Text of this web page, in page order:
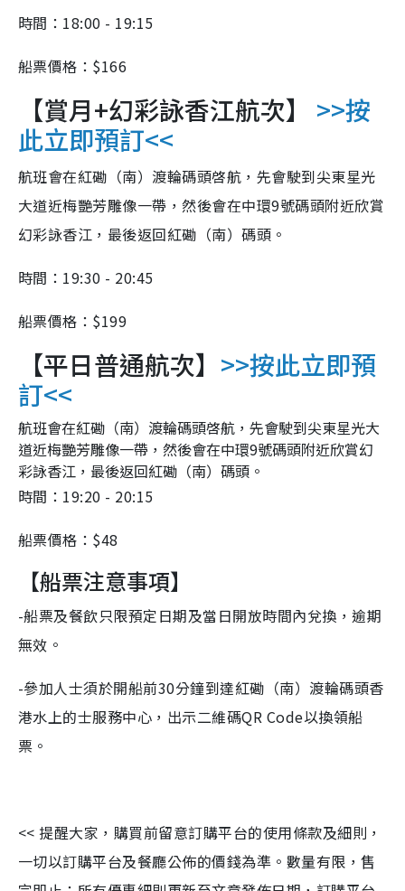
時間：18:00 - 19:15
船票價格：$166
【賞月+幻彩詠香江航次】 >>按
此立即預訂<<
航班會在紅磡（南）渡輪碼頭啓航，先會駛到尖東星光
大道近梅艷芳雕像一帶，然後會在中環9號碼頭附近欣賞
幻彩詠香江，最後返回紅磡（南）碼頭。
時間：19:30 - 20:45
船票價格：$199
【平日普通航次】 >>按此立即預
訂<<
航班會在紅磡（南）渡輪碼頭啓航，先會駛到尖東星光大
道近梅艷芳雕像一帶，然後會在中環9號碼頭附近欣賞幻
彩詠香江，最後返回紅磡（南）碼頭。
時間：19:20 - 20:15
船票價格：$48
【船票注意事項】
-船票及餐飲只限預定日期及當日開放時間內兌換，逾期
無效。
-參加人士須於開船前30分鐘到達紅磡（南）渡輪碼頭香
港水上的士服務中心，出示二維碼QR Code以換領船
票。
<< 提醒大家，購買前留意訂購平台的使用條款及細則，
一切以訂購平台及餐廳公佈的價錢為準。數量有限，售